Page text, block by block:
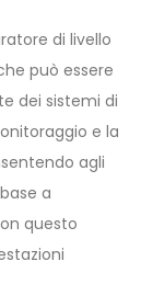
di livello
può essere
dei sistemi di
e la
agli
a
questo